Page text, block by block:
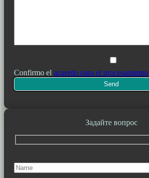
Confirmo el acuerdo para el procesamiento
Задайте вопрос